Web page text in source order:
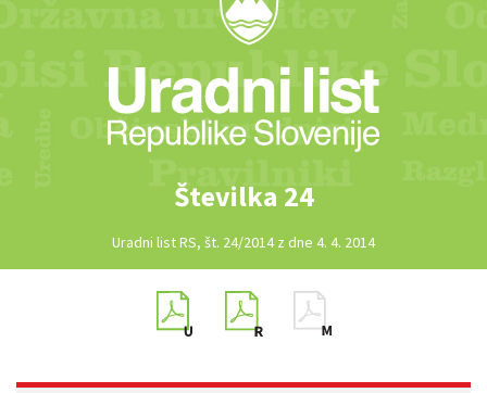
Številka 24
Uradni list RS, št. 24/2014 z dne 4. 4. 2014